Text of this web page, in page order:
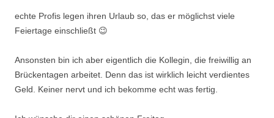
echte Profis legen ihren Urlaub so, das er möglichst viele
Feiertage einschließt 😉
Ansonsten bin ich aber eigentlich die Kollegin, die freiwillig an
Brückentagen arbeitet. Denn das ist wirklich leicht verdientes
Geld. Keiner nervt und ich bekomme echt was fertig.